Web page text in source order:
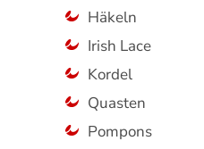
Häkeln
Irish Lace
Kordel
Quasten
Pompons